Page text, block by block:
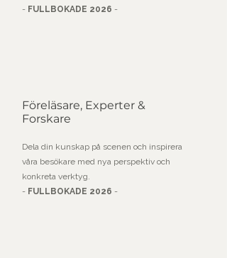
- FULLBOKADE 2026 -
Föreläsare, Experter &
Forskare
Dela din kunskap på scenen och inspirera
våra besökare med nya perspektiv och
konkreta verktyg.
- FULLBOKADE 2026 -​